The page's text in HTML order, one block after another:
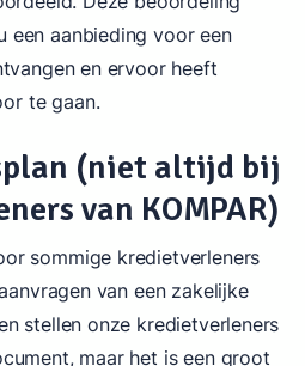
een aanbieding voor een
en ervoor heeft
te gaan.
(niet altijd bij
van KOMPAR)
sommige kredietverleners
van een zakelijke
stellen onze kredietverleners
maar het is een groot